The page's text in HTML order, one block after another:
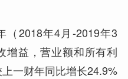
2018年4月-2019年3
增益，营业额和所有利
一财年同比增长24.9%